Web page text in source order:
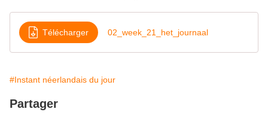
Télécharger 02_week_21_het_journaal
#Instant néerlandais du jour
Partager